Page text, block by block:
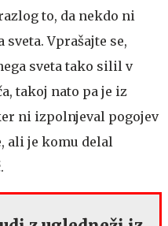
to, da nekdo ni
Vprašajte se,
sveta tako silil v
takoj nato pa je iz
ni izpolnjeval pogojev
ali je komu delal